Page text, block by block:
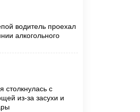
водитель проехал
алкогольного
столкнулась с
из-за засухи и